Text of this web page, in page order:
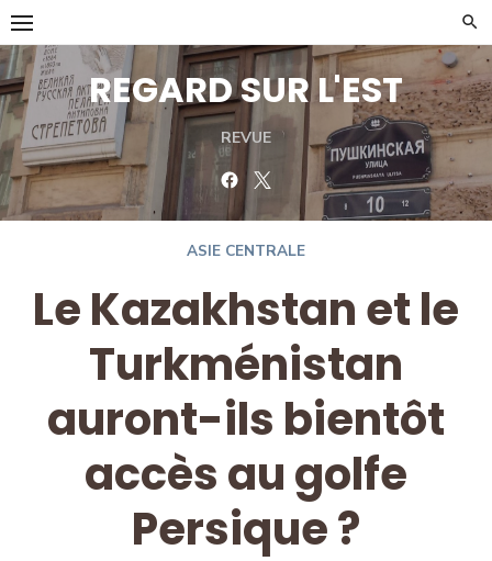
Skip
to
content
REGARD SUR L'EST
REVUE
FacebookTwitter
ASIE CENTRALE
Le Kazakhstan et le
Turkménistan
auront-ils bientôt
accès au golfe
Persique ?